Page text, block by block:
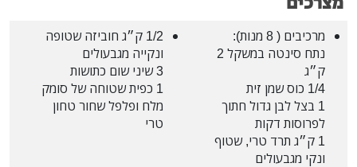
מרכיבים ( 8 מנות):
נתח סינטה במשקל 2
ק״ג
1/4 כוס שמן זית
1 בצל לבן גדול חתוך
לפרוסות דקות
1 ק״ג תרד טרי, שטוף
ונקי מגבעולים
1/2 ק״ג חוביזה שטופה
ונקייה מגבעולים
3 שיני שום כתושות
1 כפית שטוחה של סומק
מלח ופלפל שחור טחון
טרי